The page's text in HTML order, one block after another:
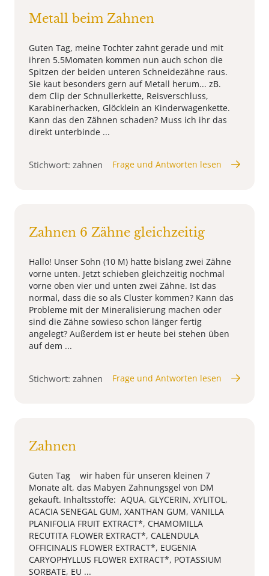
Metall beim Zahnen
Guten Tag, meine Tochter zahnt gerade und mit
ihren 5.5Momaten kommen nun auch schon die
Spitzen der beiden unteren Schneidezähne raus.
Sie kaut besonders gern auf Metall herum... zB.
dem Clip der Schnullerkette, Reisverschluss,
Karabinerhacken, Glöcklein an Kinderwagenkette.
Kann das den Zähnen schaden? Muss ich ihr das
direkt unterbinde ...
Stichwort: zahnen Frage und Antworten lesen
Zahnen 6 Zähne gleichzeitig
Hallo! Unser Sohn (10 M) hatte bislang zwei Zähne
vorne unten. Jetzt schieben gleichzeitig nochmal
vorne oben vier und unten zwei Zähne. Ist das
normal, dass die so als Cluster kommen? Kann das
Probleme mit der Mineralisierung machen oder
sind die Zähne sowieso schon länger fertig
angelegt? Außerdem ist er heute bei stehen üben
auf dem ...
Stichwort: zahnen Frage und Antworten lesen
Zahnen
Guten Tag wir haben für unseren kleinen 7
Monate alt, das Mabyen Zahnungsgel von DM
gekauft. Inhaltsstoffe: AQUA, GLYCERIN, XYLITOL,
ACACIA SENEGAL GUM, XANTHAN GUM, VANILLA
PLANIFOLIA FRUIT EXTRACT*, CHAMOMILLA
RECUTITA FLOWER EXTRACT*, CALENDULA
OFFICINALIS FLOWER EXTRACT*, EUGENIA
CARYOPHYLLUS FLOWER EXTRACT*, POTASSIUM
SORBATE, EU ...